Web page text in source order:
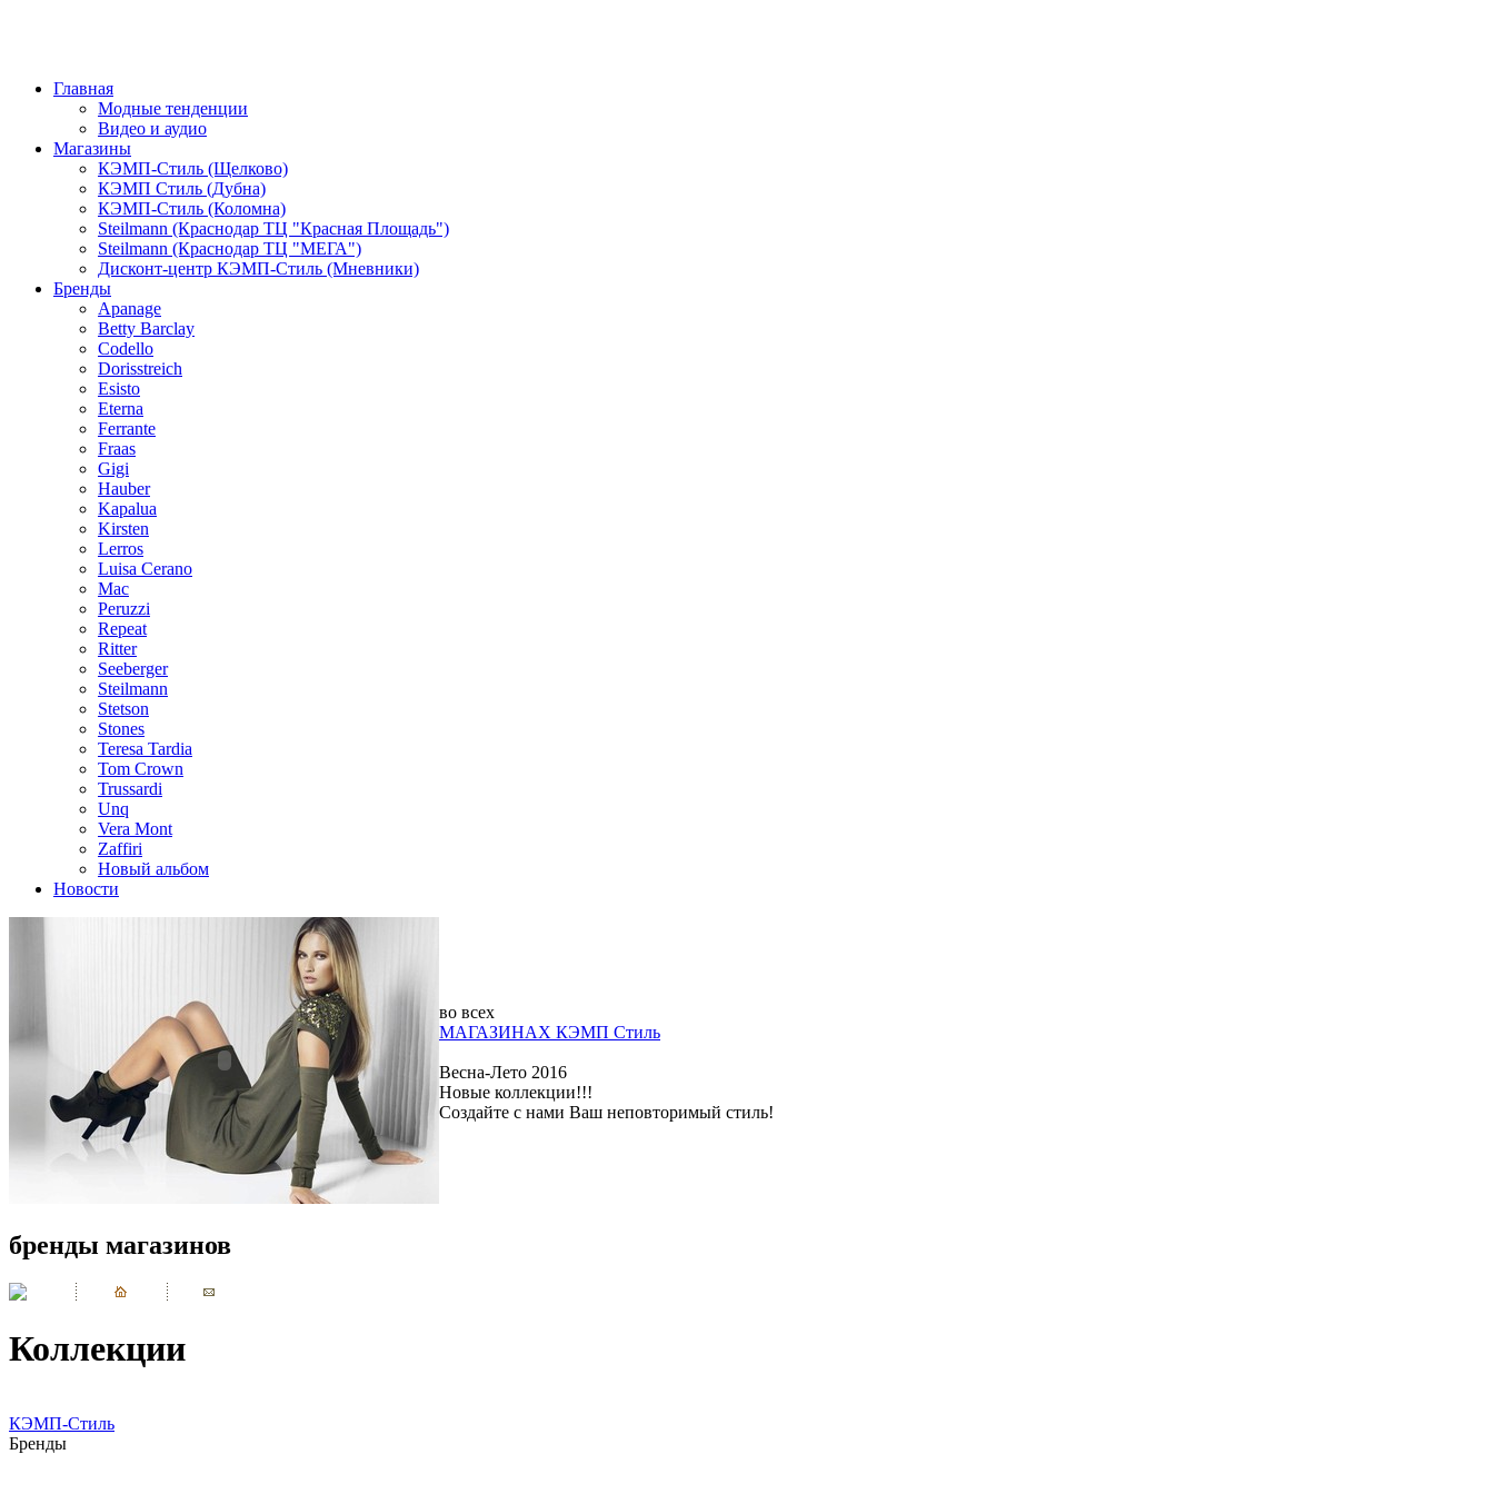
Главная
Модные тенденции
Видео и аудио
Магазины
КЭМП-Стиль (Щелково)
КЭМП Стиль (Дубна)
КЭМП-Стиль (Коломна)
Steilmann (Краснодар ТЦ "Красная Площадь")
Steilmann (Краснодар ТЦ "МЕГА")
Дисконт-центр КЭМП-Стиль (Мневники)
Бренды
Apanage
Betty Barclay
Codello
Dorisstreich
Esisto
Eterna
Ferrante
Fraas
Gigi
Hauber
Kapalua
Kirsten
Lerros
Luisa Cerano
Mac
Peruzzi
Repeat
Ritter
Seeberger
Steilmann
Stetson
Stones
Teresa Tardia
Tom Crown
Trussardi
Unq
Vera Mont
Zaffiri
Новый альбом
Новости
во всех
МАГАЗИНАХ КЭМП Стиль
Весна-Лето 2016
Новые коллекции!!!
Создайте с нами Ваш неповторимый стиль!
бренды магазинов
Коллекции
КЭМП-Стиль
Бренды